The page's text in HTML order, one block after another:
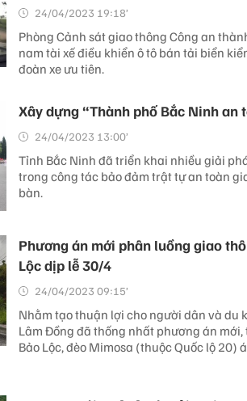
24/04/2023 19:18’
Phòng Cảnh sát giao thông Công an
nam tài xế điều khiển ô tô bán tải biển
đoàn xe ưu tiên.
Xây dựng “Thành phố Bắc Ninh an
24/04/2023 13:00’
Tỉnh Bắc Ninh đã triển khai nhiều giải
trong công tác bảo đảm trật tự an toàn
bàn.
Phương án mới phân luồng giao
Lộc dịp lễ 30/4
24/04/2023 09:15’
Nhằm tạo thuận lợi cho người dân và du
Lâm Đồng đã thống nhất phương án
Bảo Lộc, đèo Mimosa (thuộc Quốc lộ